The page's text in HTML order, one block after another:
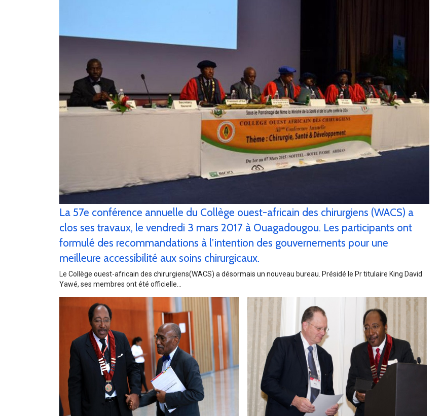
La 57e conférence annuelle du Collège ouest-africain des chirurgiens (WACS) a
clos ses travaux, le vendredi 3 mars 2017 à Ouagadougou. Les participants ont
formulé des recommandations à l’intention des gouvernements pour une
meilleure accessibilité aux soins chirurgicaux.
Le Collège ouest-africain des chirurgiens(WACS) a désormais un nouveau bureau. Présidé le Pr titulaire King David
Yawé, ses membres ont été officielle...